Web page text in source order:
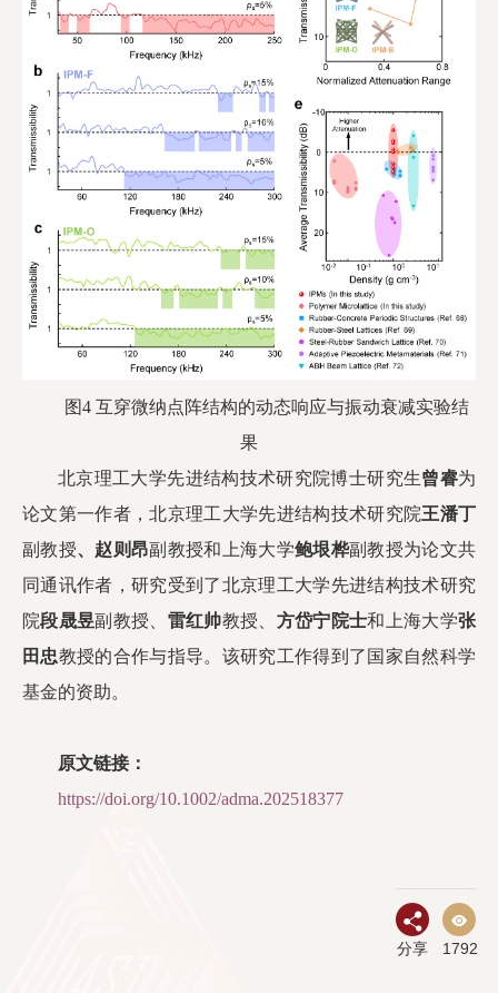
图4 互穿微纳点阵结构的动态响应与振动衰减实验结
果
北京理工大学先进结构技术研究院博士研究生曾睿为
论文第一作者，北京理工大学先进结构技术研究院王潘丁
副教授、赵则昂副教授和上海大学鲍垠桦副教授为论文共
同通讯作者，研究受到了北京理工大学先进结构技术研究
院段晟昱副教授、 雷红帅教授、 方岱宁院士和上海大学张
田忠教授的合作与指导。该研究工作得到了国家自然科学
基金的资助。
原文链接：
https://doi.org/10.1002/adma.202518377
分享 1792